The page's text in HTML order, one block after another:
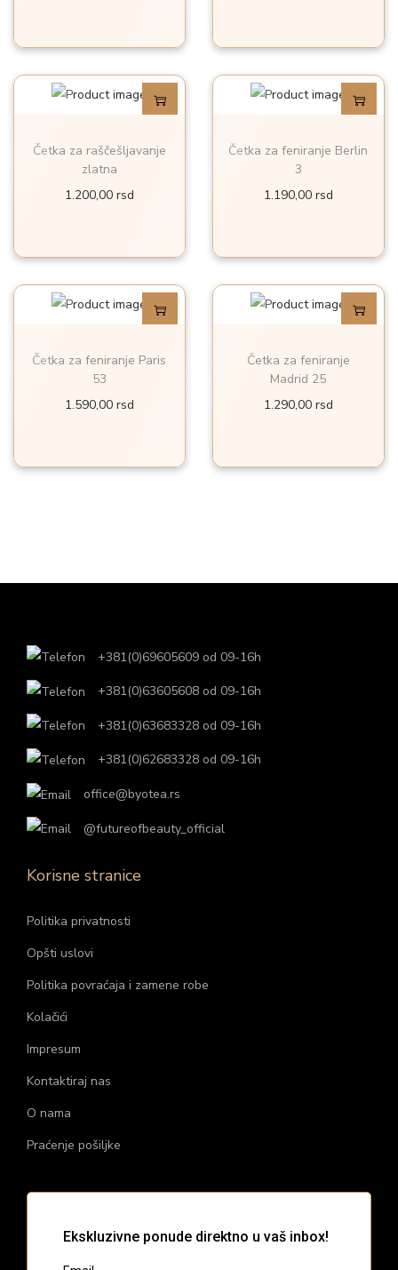
v
d
a
Četka za raščešljavanje
zlatna
1.200,00 rsd
Četka za feniranje Berlin
3
1.190,00 rsd
Četka za feniranje Paris
53
1.590,00 rsd
Četka za feniranje
Madrid 25
1.290,00 rsd
+381(0)69605609 od 09-16h
+381(0)63605608 od 09-16h
+381(0)63683328 od 09-16h
+381(0)62683328 od 09-16h
office@byotea.rs
@futureofbeauty_official
Korisne stranice
Politika privatnosti
Opšti uslovi
Politika povraćaja i zamene robe
Kolačići
Impresum
Kontaktiraj nas
O nama
Praćenje pošiljke